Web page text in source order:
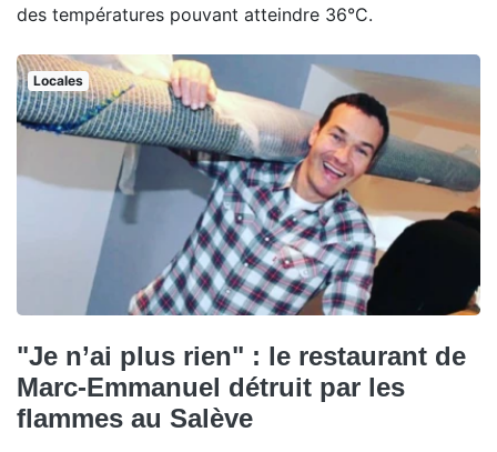
des températures pouvant atteindre 36°C.
Locales
"Je n’ai plus rien" : le restaurant de
Marc-Emmanuel détruit par les
flammes au Salève